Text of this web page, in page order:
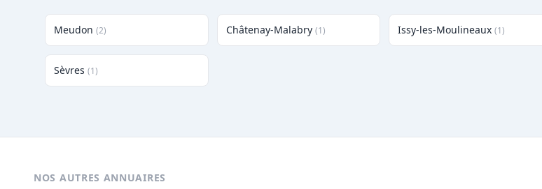
Meudon (2) Châtenay-Malabry (1) Issy-les-Moulineaux (1)
Sèvres (1)
NOS AUTRES ANNUAIRES